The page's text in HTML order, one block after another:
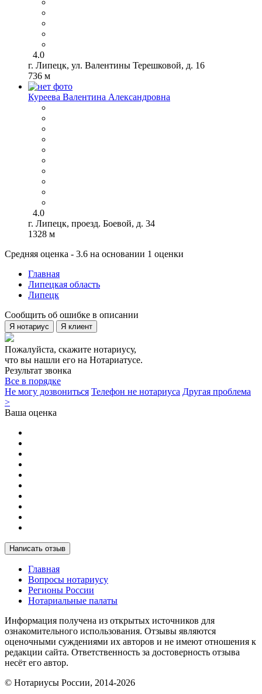
4.0
г. Липецк, ул. Валентины Терешковой, д. 16
736 м
Куреева Валентина Александровна
4.0
г. Липецк, проезд. Боевой, д. 34
1328 м
Средняя оценка - 3.6 на основании 1 оценки
Главная
Липецкая область
Липецк
Сообщить об ошибке в описании
Я нотариус Я клиент
Пожалуйста, скажите нотариусу,
что вы нашли его на Нотариатусе.
Результат звонка
Все в порядке
Не могу дозвониться Телефон не нотариуса Другая проблема
>
Ваша оценка
Написать отзыв
Главная
Вопросы нотариусу
Регионы России
Нотариальные палаты
Информация получена из открытых источников для
ознакомительного использования. Отзывы являются
оценочными суждениями их авторов и не имеют отношения к
редакции сайта. Ответственность за достоверность отзыва
несёт его автор.
© Нотариусы России, 2014-2026